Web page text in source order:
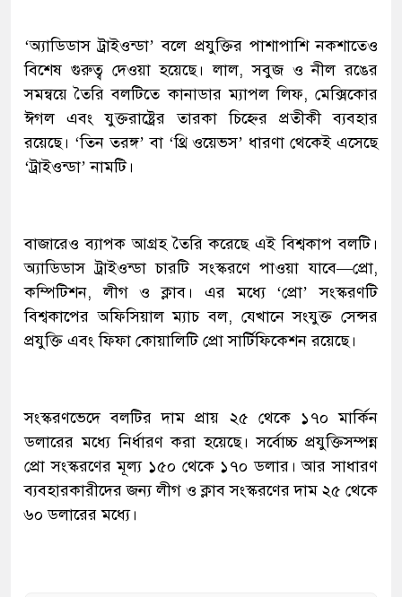
‘অ্যাডিডাস ট্রাইওন্ডা’ বলে প্রযুক্তির পাশাপাশি নকশাতেও
বিশেষ গুরুত্ব দেওয়া হয়েছে। লাল, সবুজ ও নীল রঙের
সমন্বয়ে তৈরি বলটিতে কানাডার ম্যাপল লিফ, মেক্সিকোর
ঈগল এবং যুক্তরাষ্ট্রের তারকা চিহ্নের প্রতীকী ব্যবহার
রয়েছে। ‘তিন তরঙ্গ’ বা ‘থ্রি ওয়েভস’ ধারণা থেকেই এসেছে
‘ট্রাইওন্ডা’ নামটি।
বাজারেও ব্যাপক আগ্রহ তৈরি করেছে এই বিশ্বকাপ বলটি।
অ্যাডিডাস ট্রাইওন্ডা চারটি সংস্করণে পাওয়া যাবে—প্রো,
কম্পিটিশন, লীগ ও ক্লাব। এর মধ্যে ‘প্রো’ সংস্করণটি
বিশ্বকাপের অফিসিয়াল ম্যাচ বল, যেখানে সংযুক্ত সেন্সর
প্রযুক্তি এবং ফিফা কোয়ালিটি প্রো সার্টিফিকেশন রয়েছে।
সংস্করণভেদে বলটির দাম প্রায় ২৫ থেকে ১৭০ মার্কিন
ডলারের মধ্যে নির্ধারণ করা হয়েছে। সর্বোচ্চ প্রযুক্তিসম্পন্ন
প্রো সংস্করণের মূল্য ১৫০ থেকে ১৭০ ডলার। আর সাধারণ
ব্যবহারকারীদের জন্য লীগ ও ক্লাব সংস্করণের দাম ২৫ থেকে
৬০ ডলারের মধ্যে।